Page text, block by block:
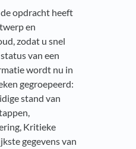
opdracht heeft
en
zodat u snel
van een
wordt nu in
gegroepeerd:
stand van
Kritieke
gegevens van